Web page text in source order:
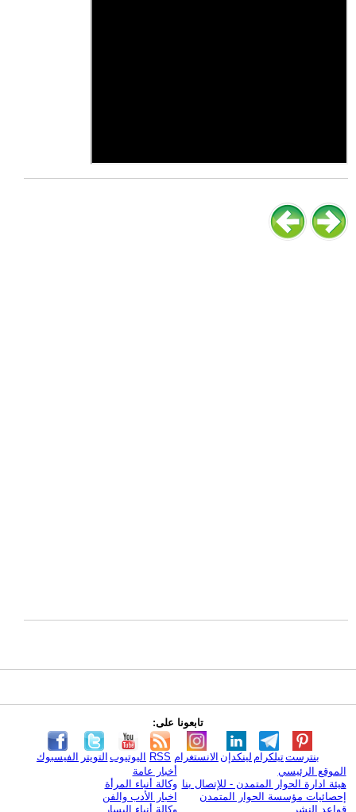
تابعونا على:
الفيسبوك التويتر اليوتيوب RSS الانستغرام لينكدإن تيلكرامبنترست
الموقع الرئيسي
هيئة ادارة الحوار المتمدن - للإتصال بنا
إحصائيات مؤسسة الحوار المتمدن
قواعد النشر
أخبار عامة
وكالة أنباء المرأة
اخبار الأدب والفن
وكالة أنباء اليسار